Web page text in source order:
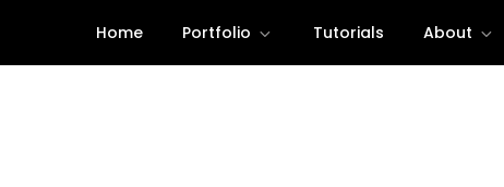
content
Home Portfolio Tutorials About